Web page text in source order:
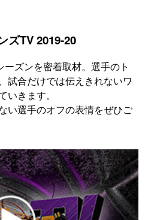
ズTV 2019-20
ズンを密着取材。選手のト
試合だけでは伝えきれないワ
きます。
い選手のオフの表情をぜひご